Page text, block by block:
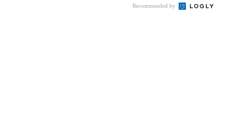
Recommended by